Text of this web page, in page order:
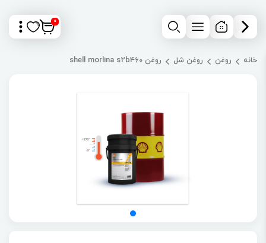
0
خانه روغن روغن شل روغن shell morlina s2b460